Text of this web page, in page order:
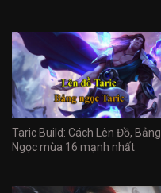
Taric Build: Cách Lên Đồ, Bảng
Ngọc mùa 16 mạnh nhất